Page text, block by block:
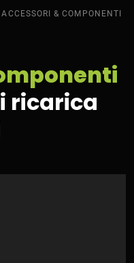
ACCESSORI & COMPONENTI
ricarica